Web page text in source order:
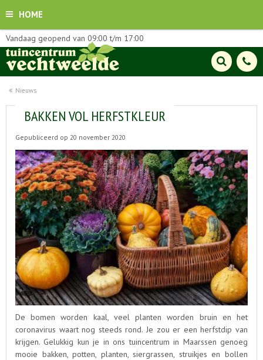
HOME
Nieuws
Vandaag geopend van 09:00 t/m 17:00
BAKKEN VOL HERFSTKLEUR
Gepubliceerd op 20 november 2020
De bomen worden kaal, veel planten worden bruin en het
coronavirus waart nog steeds rond. Je zou er een herfstdip van
krijgen. Gelukkig kun je in ons tuincentrum in Maarssen genoeg
mooie bakken, potten, planten, siergrassen, struikjes en bollen